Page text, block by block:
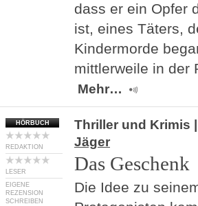
dass er ein Opfer
ist, eines Täters,
Kindermorde
mittlerweile in
Mehr…
HÖRBUCH
REDAKTION
LESER
EIGENE
REZENSION
SCHREIBEN
Thriller und Krimis
Jäger
Das Geschenk
Die Idee zu